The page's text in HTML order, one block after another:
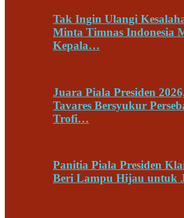
Tak Ingin Ulangi
Minta Timnas Indonesia
Kepala…
Juara Piala Presiden
Tavares Bersyukur
Trofi…
Panitia Piala Presiden
Beri Lampu Hijau untuk